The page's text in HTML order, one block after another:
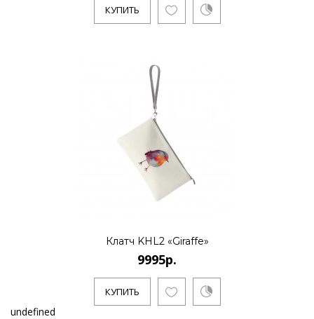
КУПИТЬ
Клатч KHL2 «Giraffe»
9995р.
КУПИТЬ
undefined